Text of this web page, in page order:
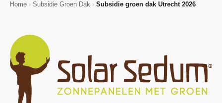
Home › Subsidie Groen Dak › Subsidie groen dak Utrecht 2026